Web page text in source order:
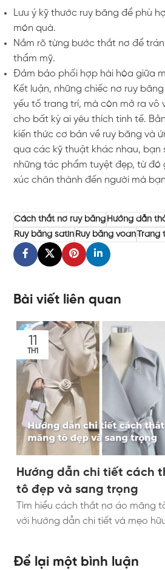
Lưu ý kỹ thước ruy băng để phù
món quà.
Nắm rõ từng bước thắt nơ để
thẩm mỹ.
Đảm bảo phối hợp hài hòa giữa
Kết luận, những chiếc nơ ruy
yếu tố trang trí, mà còn mở ra vô
cho bất kỳ ai yêu thích tinh tế.
kiến thức cơ bản về ruy băng và
qua các kỹ thuật khác nhau, bạn
những tác phẩm tuyệt đẹp, từ đó
xúc chân thành đến người mà
Cách thắt nơ ruy băngHướng dẫn
Ruy băng satinRuy băng voanTrang
Bài viết liên quan
11
TH1
Hướng dẫn chi tiết cách
tô đẹp và sang trọng
Tìm hiểu cách thắt nơ áo măng
với hướng dẫn chi tiết và mẹo
Để lại một bình luận